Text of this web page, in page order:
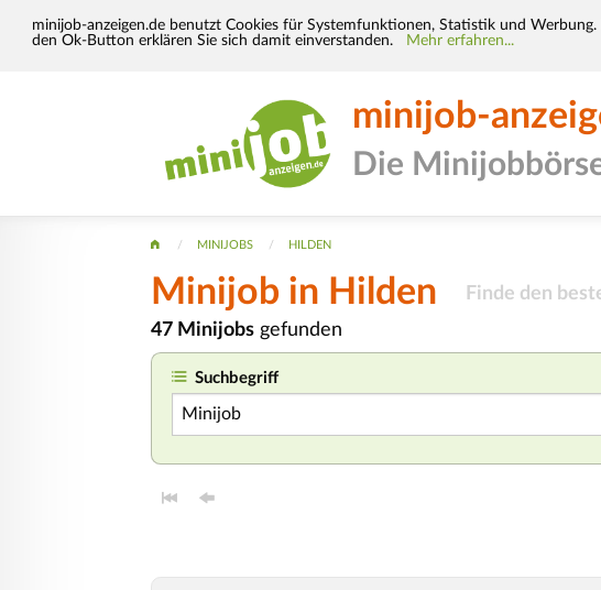
minijob-anzeigen.de benutzt Cookies für Systemfunktionen, Statistik und
den Ok-Button erklären Sie sich damit einverstanden.
Mehr erfahren...
minijob-
Die
MINIJOBS HILDEN
Minijob in Hilden Finde den
47 Minijobs gefunden
Suchbegriff